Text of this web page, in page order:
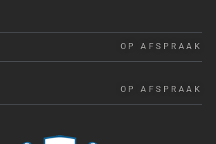
OP AFSPRAAK
OP AFSPRAAK